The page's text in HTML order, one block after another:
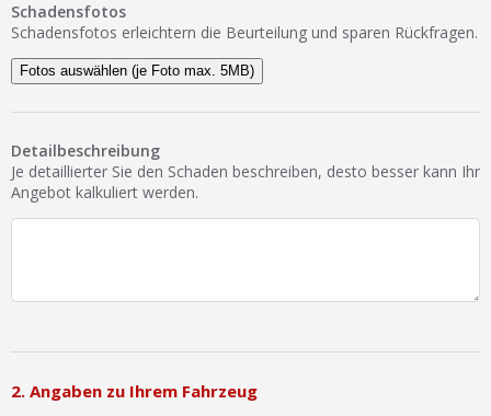
Schadensfotos
Schadensfotos erleichtern die Beurteilung und sparen Rückfragen.
Fotos auswählen (je Foto max. 5MB)
Detailbeschreibung
Je detaillierter Sie den Schaden beschreiben, desto besser kann Ihr
Angebot kalkuliert werden.
2. Angaben zu Ihrem Fahrzeug